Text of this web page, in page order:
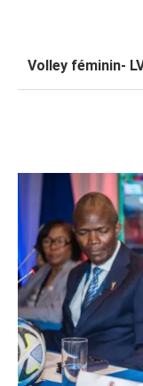
Volley féminin-